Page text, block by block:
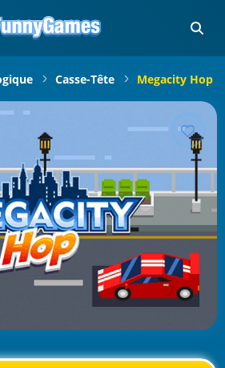
Casse-Tête Megacity Hop